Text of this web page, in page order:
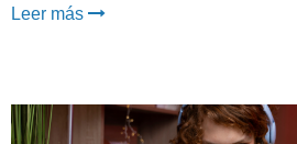
Leer más